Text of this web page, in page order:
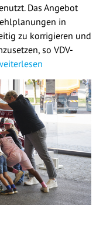
Das Angebot
in
zu korrigieren und
so VDV-